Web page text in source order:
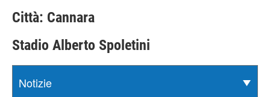
Città: Cannara
Stadio Alberto Spoletini